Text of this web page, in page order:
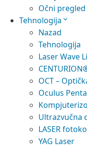
Očni pregled
Tehnologija
Nazad
Tehnologija
Laser Wave
OCT –
Oculus
Ultrazvučna
LASER
YAG Laser